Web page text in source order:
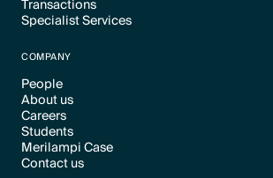
Text Link
Transactions
Text Link
Specialist Services
COMPANY
People
Text Link
About us
Text Link
Careers
Text Link
Students
Text Link
Merilampi Case
Text Link
Contact us